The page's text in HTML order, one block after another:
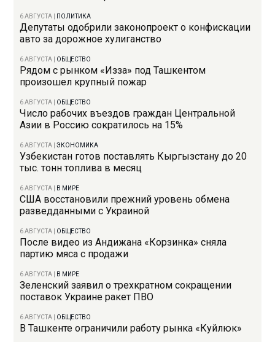
6 АВГУСТА ПОЛИТИКА
Депутаты одобрили законопроект о конфискации
авто за дорожное хулиганство
6 АВГУСТА ОБЩЕСТВО
Рядом с рынком «Изза» под Ташкентом
произошел крупный пожар
6 АВГУСТА ОБЩЕСТВО
Число рабочих въездов граждан Центральной
Азии в Россию сократилось на 15%
6 АВГУСТА |ЭКОНОМИКА
Узбекистан готов поставлять Кыргызстану до 20
тыс. тонн топлива в месяц
6 АВГУСТА В МИРЕ
США восстановили прежний уровень обмена
разведданными с Украиной
6 АВГУСТА ОБЩЕСТВО
После видео из Андижана «Корзинка» сняла
партию мяса с продажи
6 АВГУСТА В МИРЕ
Зеленский заявил о трехкратном сокращении
поставок Украине ракет ПВО
6 АВГУСТА ОБЩЕСТВО
В Ташкенте ограничили работу рынка «Куйлюк»